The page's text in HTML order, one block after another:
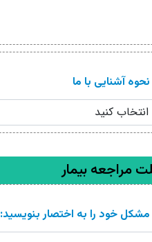
نحوه آشنایی با ما
مراجعه بیمار
مشکل خود را به اختصار بنویسید: